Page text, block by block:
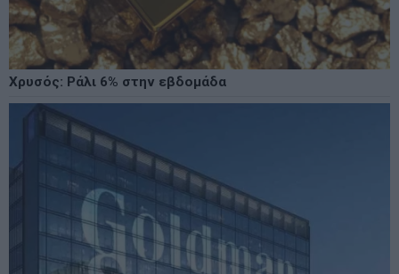
Χρυσός: Ράλι 6% στην εβδομάδα